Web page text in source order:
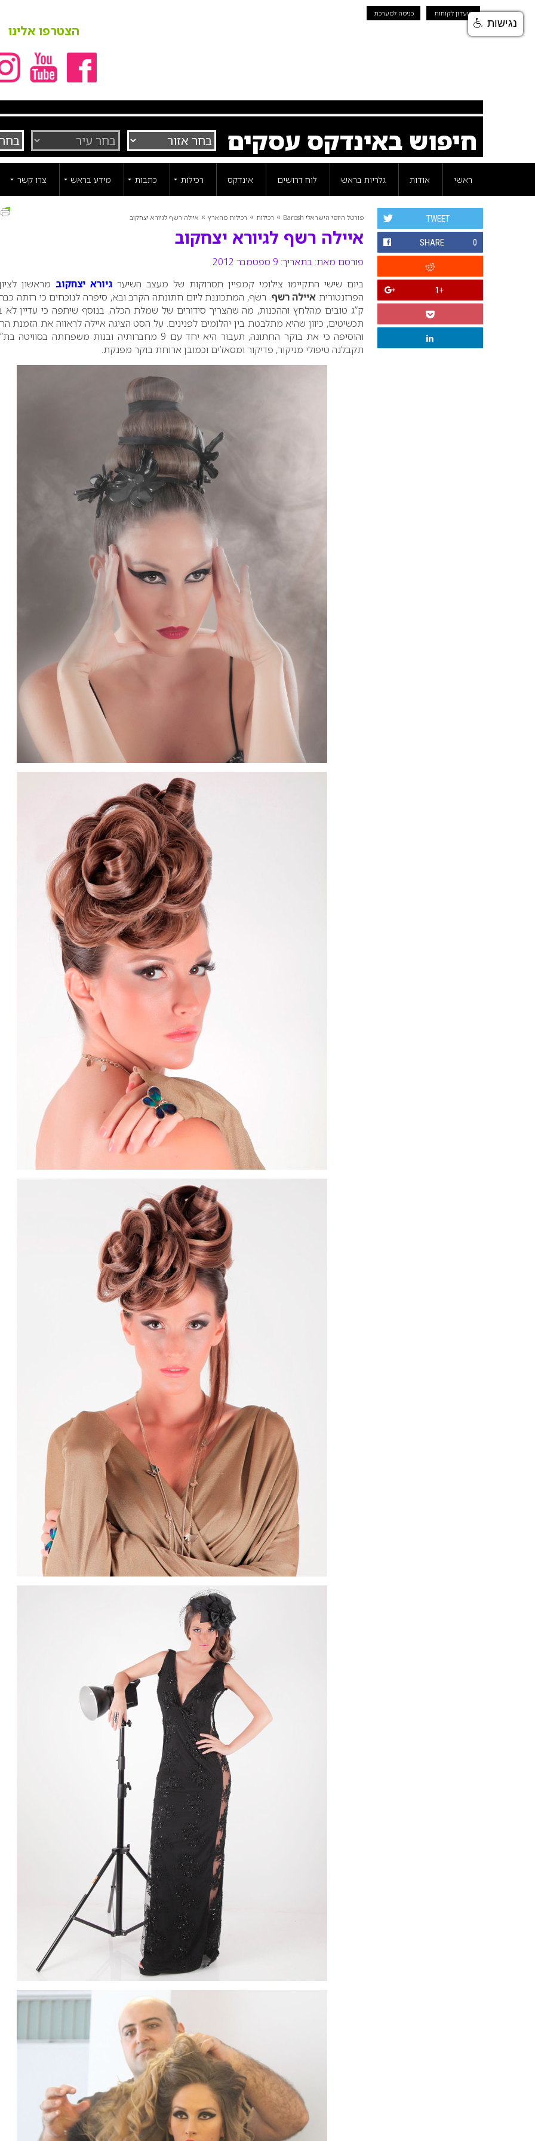
מועדון לקוחות כניסה למערכת
הצטרפו אלינו
חיפוש באינדקס עסקים
ראשי אודות גלריות בראש לוח דרושים אינדקס רכילות כתבות מידע בראש צרו קשר
פורטל היופי הישראלי Barosh » רכילות » רכילות מהארץ » איילה רשף לגיורא יצחקוב
איילה רשף לגיורא יצחקוב
פורסם מאת: בתאריך: 9 ספטמבר 2012
TWEET
SHARE 0
+1 ביום שישי התקיימו צילומי קמפיין תסרוקות של מעצב השיערגיורא יצחקוב מראשון
הפרזנטורית איילה רשף. רשף, המתכוננת ליום חתונתה הקרב ובא, סיפרה לנוכחים כי רזתה
ק”ג טובים מהלחץ וההכנות, מה שהצריך סידורים של שמלת הכלה. בנוסף שיתפה כי עדיין לא
תכשיטים, כיוון שהיא מתלבטת בין יהלומים לפנינים. על הסט הציגה איילה לראווה את הזמנת
והוסיפה כי את בוקר החתונה, תעבור היא יחד עם 9 מחברותיה ובנות משפחתה
תקבלנה טיפולי מניקור, פדיקור ומסאז’ים וכמובן ארוחת בוקר מפנקת.
נגישות